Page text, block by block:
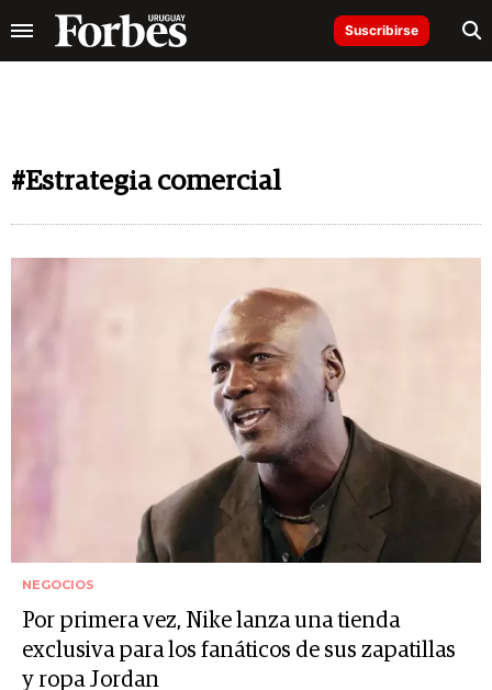
Suscribirse
#Estrategia comercial
NEGOCIOS
Por primera vez, Nike lanza una tienda
exclusiva para los fanáticos de sus zapatillas
y ropa Jordan